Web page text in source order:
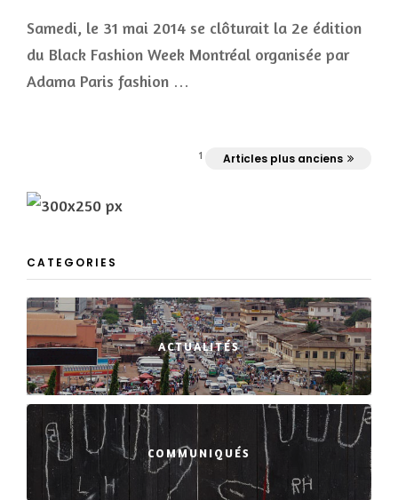
Samedi, le 31 mai 2014 se clôturait la 2e édition
du Black Fashion Week Montréal organisée par
Adama Paris fashion …
1 Articles plus anciens
CATEGORIES
ACTUALITÉS
COMMUNIQUÉS